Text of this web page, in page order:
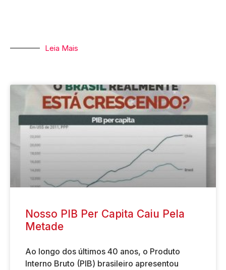
Leia Mais
Nosso PIB Per Capita Caiu Pela
Metade
Ao longo dos últimos 40 anos, o Produto
Interno Bruto (PIB) brasileiro apresentou